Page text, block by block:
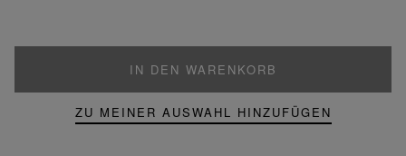
IN DEN WARENKORB
ZU MEINER AUSWAHL HINZUFÜGEN